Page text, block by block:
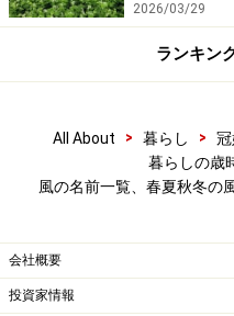
・南風（はえ）
南から吹いてくる夏の季
夏の終わりに東から吹い
漁師がつけた名前です。
秋に吹く風の名前
2026/03/29
ランキン
All About > 暮らし >
暮らしの歳
風の名前一覧、春夏秋冬の
会社概要
投資家情報